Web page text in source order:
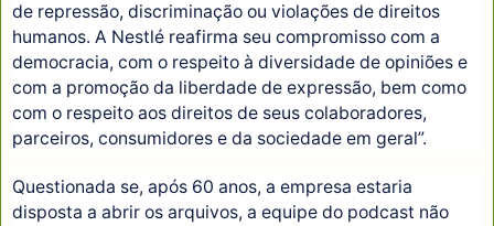
de repressão, discriminação ou violações de direitos
humanos. A Nestlé reafirma seu compromisso com a
democracia, com o respeito à diversidade de opiniões e
com a promoção da liberdade de expressão, bem como
com o respeito aos direitos de seus colaboradores,
parceiros, consumidores e da sociedade em geral”.
Questionada se, após 60 anos, a empresa estaria
disposta a abrir os arquivos, a equipe do podcast não